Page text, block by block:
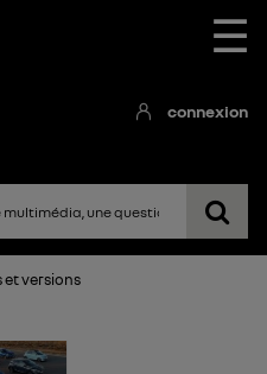
☰
connexion
et versions